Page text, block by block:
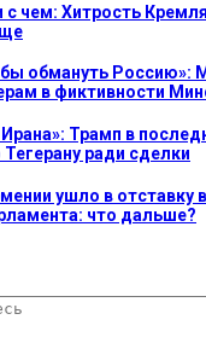
с чем: Хитрость
обмануть Россию»:
в фиктивности
Трамп в
ради сделки
ушло в отставку
что дальше?